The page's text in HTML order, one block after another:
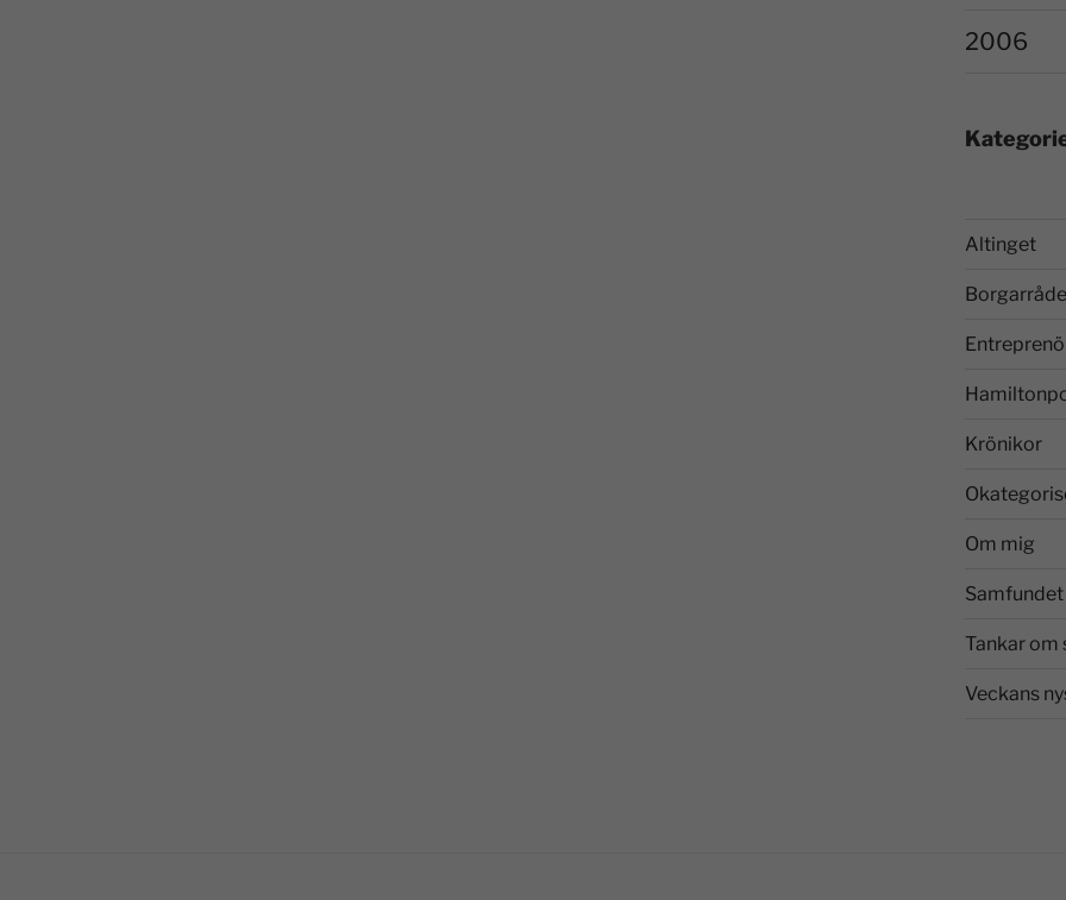
2006
Altinget
Krönikor
Om mig
Tankar om
Veckans